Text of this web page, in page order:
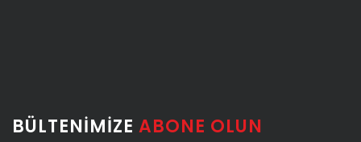
BÜLTENIMIZE ABONE OLUN